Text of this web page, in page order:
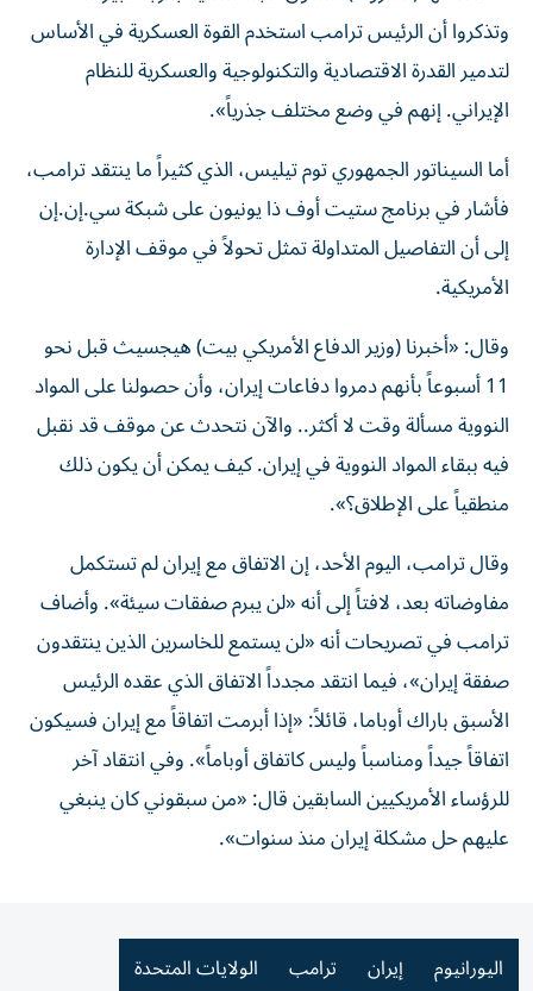
وتذكروا أن الرئيس ترامب استخدم القوة العسكرية في الأساس
لتدمير القدرة الاقتصادية والتكنولوجية والعسكرية للنظام
الإيراني. إنهم ‌في وضع مختلف جذرياً».
أما ‌السيناتور الجمهوري توم تيليس، الذي كثيراً ⁠ما ينتقد ترامب،
فأشار في برنامج ستيت أوف ذا ‌يونيون على شبكة سي.إن.إن
إلى أن التفاصيل المتداولة تمثل تحولاً في موقف الإدارة
الأمريكية.
وقال: «أخبرنا (وزير الدفاع الأمريكي بيت) هيجسيث ⁠قبل نحو
11 أسبوعاً بأنهم دمروا دفاعات إيران، وأن حصولنا على ​المواد
النووية مسألة وقت لا أكثر.. والآن نتحدث عن موقف قد نقبل
فيه ببقاء المواد النووية في إيران. كيف يمكن أن يكون ذلك
⁠منطقياً على الإطلاق؟».
وقال ترامب، اليوم الأحد، إن الاتفاق مع إيران لم تستكمل
مفاوضاته بعد، لافتاً إلى أنه «لن يبرم صفقات سيئة». وأضاف
ترامب في تصريحات أنه «لن يستمع للخاسرين الذين ينتقدون
صفقة إيران»، فيما انتقد مجدداً الاتفاق الذي عقده الرئيس
الأسبق باراك أوباما، قائلاً: «إذا أبرمت اتفاقاً مع إيران فسيكون
اتفاقاً جيداً ومناسباً وليس كاتفاق أوباماً». وفي انتقاد آخر
للرؤساء الأمريكيين السابقين قال: «من سبقوني كان ينبغي
عليهم حل مشكلة إيران منذ سنوات».
اليورانيوم إيران ترامب
الولايات المتحدة